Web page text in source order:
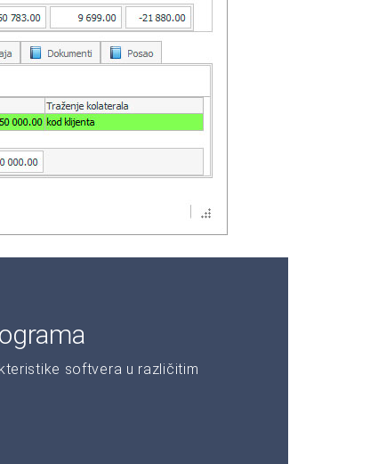
softvera u različitim